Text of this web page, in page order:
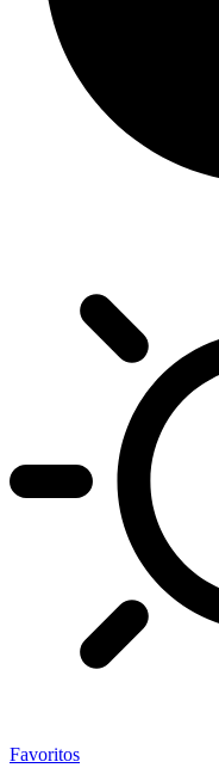
Favoritos